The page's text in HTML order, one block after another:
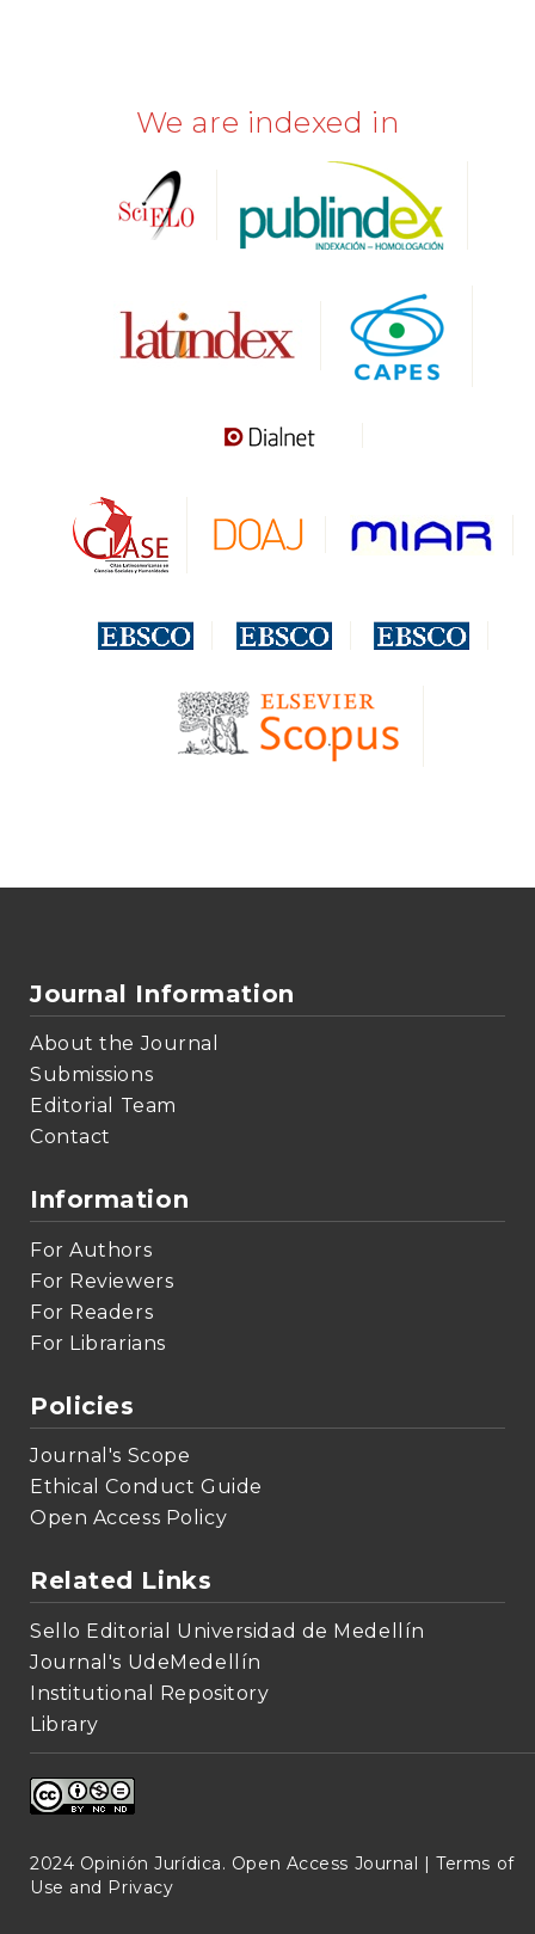
We are indexed in
Journal Information
About the Journal
Submissions
Editorial Team
Contact
Information
For Authors
For Reviewers
For Readers
For Librarians
Policies
Journal's Scope
Ethical Conduct Guide
Open Access Policy
Related Links
Sello Editorial Universidad de Medellín
Journal's UdeMedellín
Institutional Repository
Library
2024 Opinión Jurídica. Open Access Journal |Terms of
Use and Privacy